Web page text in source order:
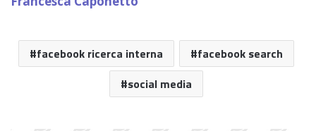
facebook ricerca interna
facebook search
social media